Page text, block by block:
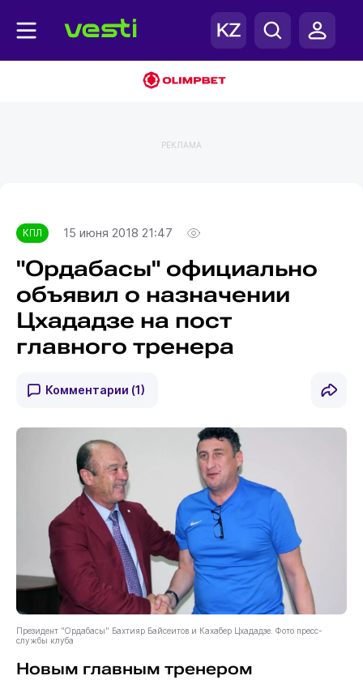
РЕКЛАМА
КПЛ 15 июня 2018 21:47
"Ордабасы" официально
объявил о назначении
Цхададзе на пост
главного тренера
Комментарии (1)
Президент "Ордабасы" Бахтияр Байсеитов и Кахабер Цхададзе. Фото пресс-
службы клуба
Новым главным тренером